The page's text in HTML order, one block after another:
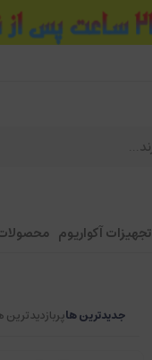
تجهیزات آکواریوم
جدیدترین هاپربازدیدترین